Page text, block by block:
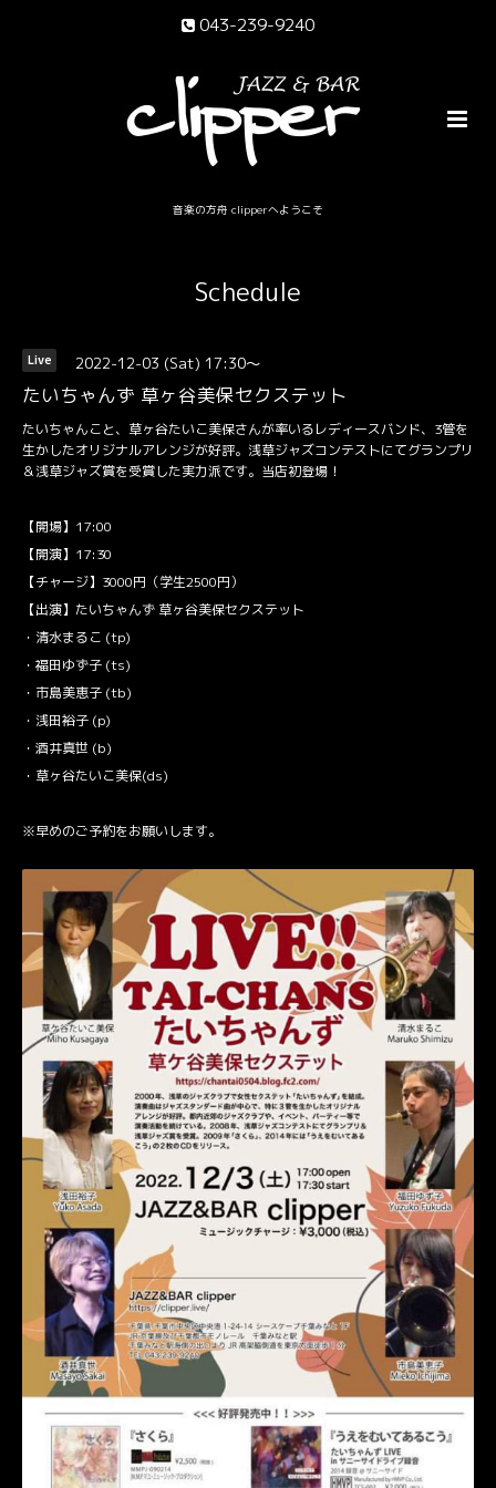
043-239-9240
音楽の方舟 clipperへようこそ
Schedule
Live 2022-12-03 (Sat) 17:30～
たいちゃんず 草ヶ谷美保セクステット
たいちゃんこと、草ヶ谷たいこ美保さんが率いるレディースバンド、3管を
生かしたオリジナルアレンジが好評。浅草ジャズコンテストにてグランプリ
＆浅草ジャズ賞を受賞した実力派です。当店初登場！
【開場】17:00
【開演】17:30
【チャージ】3000円（学生2500円）
【出演】たいちゃんず 草ヶ谷美保セクステット
・清水まるこ (tp)
・福田ゆず子 (ts)
・市島美恵子 (tb)
・浅田裕子 (p)
・酒井真世 (b)
・草ヶ谷たいこ美保(ds)
※早めのご予約をお願いします。